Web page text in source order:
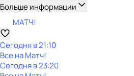
Больше информации
МАТЧ!
Сегодня в 21:10
Все на Матч!
Сегодня в 23:20